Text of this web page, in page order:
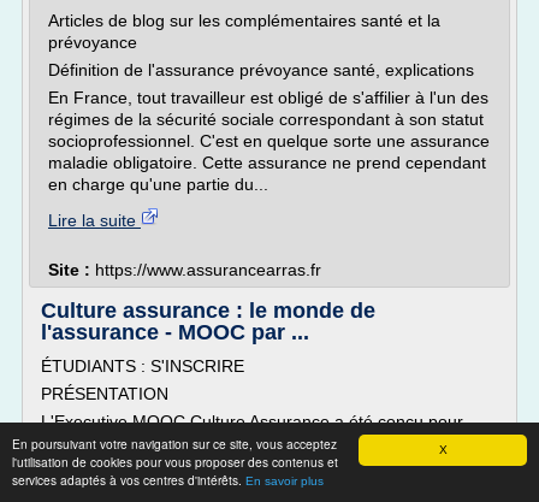
X
En poursuivant votre navigation sur ce site, vous acceptez
l'utilisation de cookies pour vous proposer des contenus et
services adaptés à vos centres d'intérêts. En savoir plus
Articles de blog sur les complémentaires santé et la
prévoyance
Définition de l'assurance prévoyance santé, explications
En France, tout travailleur est obligé de s'affilier à l'un des
régimes de la sécurité sociale correspondant à son statut
socioprofessionnel. C'est en quelque sorte une assurance
maladie obligatoire. Cette assurance ne prend cependant
en charge qu'une partie du...
Lire la suite
Site : https://www.assurancearras.fr
Culture assurance : le monde de
l'assurance - MOOC par ...
ÉTUDIANTS : S'INSCRIRE
PRÉSENTATION
L'Executive MOOC Culture Assurance a été conçu pour
vous aider à mieux comprendre le monde de l'assurance :
des origines de l'assurance aux mécanismes qui ont
présidé à sa création, du fonctionnement de l'assurance à